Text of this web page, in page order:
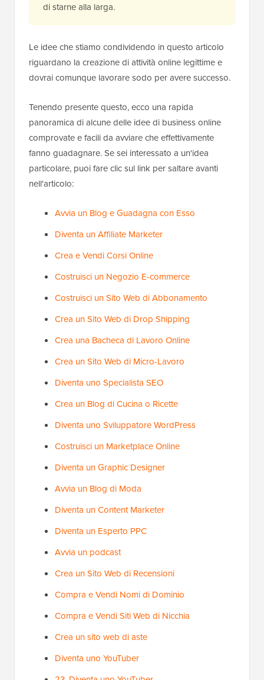
di starne alla larga.
Le idee che stiamo condividendo in questo articolo
riguardano la creazione di attività online legittime e
dovrai comunque lavorare sodo per avere successo.
Tenendo presente questo, ecco una rapida
panoramica di alcune delle idee di business online
comprovate e facili da avviare che effettivamente
fanno guadagnare. Se sei interessato a un'idea
particolare, puoi fare clic sul link per saltare avanti
nell'articolo:
Avvia un Blog e Guadagna con Esso
Diventa un Affiliate Marketer
Crea e Vendi Corsi Online
Costruisci un Negozio E-commerce
Costruisci un Sito Web di Abbonamento
Crea un Sito Web di Drop Shipping
Crea una Bacheca di Lavoro Online
Crea un Sito Web di Micro-Lavoro
Diventa uno Specialista SEO
Crea un Blog di Cucina o Ricette
Diventa uno Sviluppatore WordPress
Costruisci un Marketplace Online
Diventa un Graphic Designer
Avvia un Blog di Moda
Diventa un Content Marketer
Diventa un Esperto PPC
Avvia un podcast
Crea un Sito Web di Recensioni
Compra e Vendi Nomi di Dominio
Compra e Vendi Siti Web di Nicchia
Crea un sito web di aste
Diventa uno YouTuber